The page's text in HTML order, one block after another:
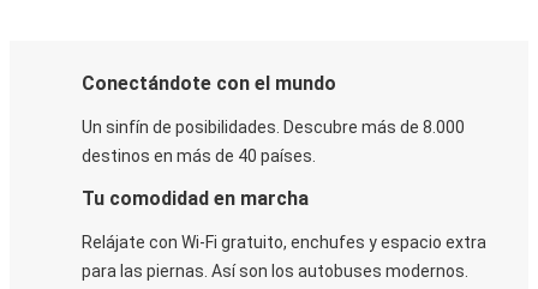
Conectándote con el mundo
Un sinfín de posibilidades. Descubre más de 8.000
destinos en más de 40 países.
Tu comodidad en marcha
Relájate con Wi-Fi gratuito, enchufes y espacio extra
para las piernas. Así son los autobuses modernos.